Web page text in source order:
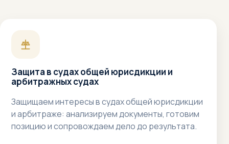
Защита в судах общей юрисдикции и
арбитражных судах
Защищаем интересы в судах общей юрисдикции
и арбитраже: анализируем документы, готовим
позицию и сопровождаем дело до результата.